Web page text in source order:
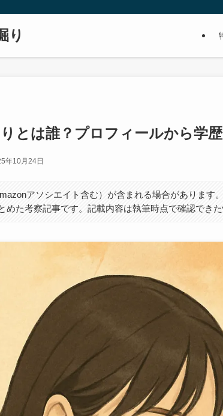
り
とは誰？プロフィールから学
年10月24日
アソシエイト含む）が含まれる場合があります。
た考察記事です。記載内容は執筆時点で確認できた